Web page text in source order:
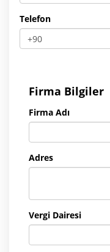
Telefon
Firma Bilgiler
Firma Adı
Adres
Vergi Dairesi